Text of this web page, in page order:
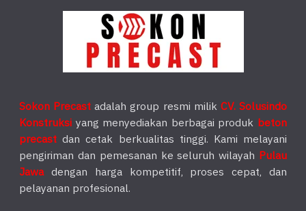
Sokon Precast adalah group resmi milik CV. Solusindo
Konstruksi yang menyediakan berbagai produk beton
precast dan cetak berkualitas tinggi. Kami melayani
pengiriman dan pemesanan ke seluruh wilayah Pulau
Jawadengan harga kompetitif, proses cepat, dan
pelayanan profesional.